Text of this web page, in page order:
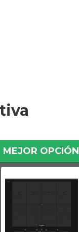
MEJOR OPCIÓN